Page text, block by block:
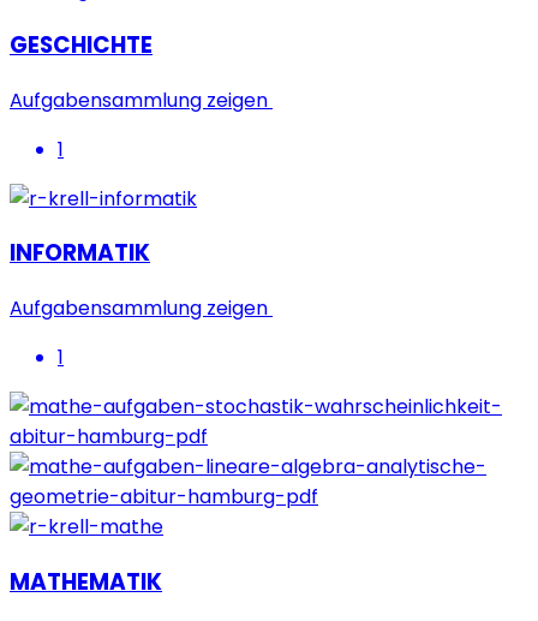
GESCHICHTE
Aufgabensammlung zeigen
1
INFORMATIK
Aufgabensammlung zeigen
1
MATHEMATIK